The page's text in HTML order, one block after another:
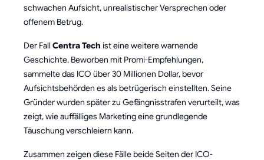
schwachen Aufsicht, unrealistischer Versprechen oder
offenem Betrug.
Der Fall Centra Tech ist eine weitere warnende
Geschichte. Beworben mit Promi-Empfehlungen,
sammelte das ICO über 30 Millionen Dollar, bevor
Aufsichtsbehörden es als betrügerisch einstellten. Seine
Gründer wurden später zu Gefängnisstrafen verurteilt, was
zeigt, wie auffälliges Marketing eine grundlegende
Täuschung verschleiern kann.
Zusammen zeigen diese Fälle beide Seiten der ICO-